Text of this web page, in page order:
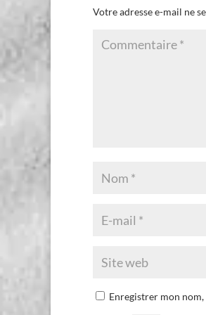
Votre adresse e-mail ne
Enregistrer mon